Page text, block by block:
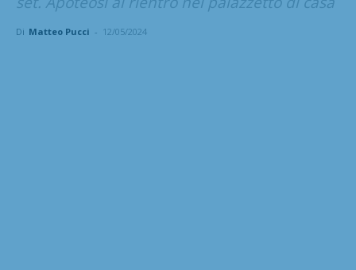
Di Matteo Pucci - 12/05/2024